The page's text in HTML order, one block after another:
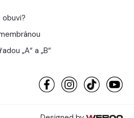
obuvi?
„A“ a „B“